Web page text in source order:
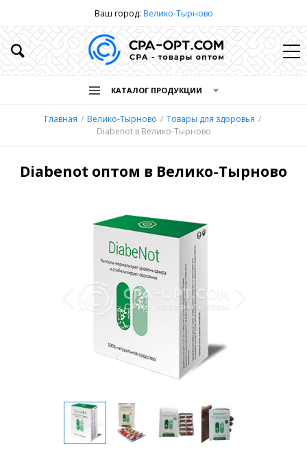
Ваш город: Велико-Тырново
КАТАЛОГ ПРОДУКЦИИ
Главная Велико-Тырново
Товары для здоровья
Diabenot в Велико-Тырново
Diabenot оптом в Велико-Тырново